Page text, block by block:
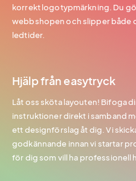
korrekt logotypmärkning. Du
webbshopen och slipper både
ledtider.
Hjälp från easytryck
Låt oss sköta layouten! Bifoga
instruktioner direkt i samband
ett designförslag åt dig. Vi
godkännande innan vi startar
för dig som vill ha professionell